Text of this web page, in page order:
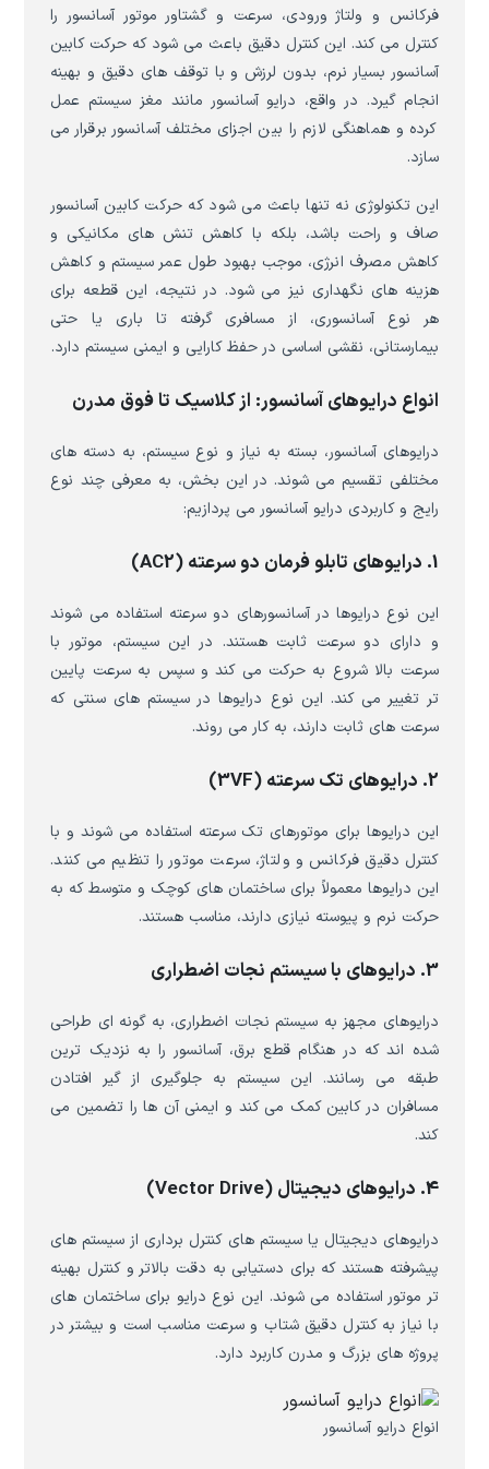
فرکانس و ولتاژ ورودی، سرعت و گشتاور موتور آسانسور را
کنترل می کند. این کنترل دقیق باعث می شود که حرکت کابین
آسانسور بسیار نرم، بدون لرزش و با توقف های دقیق و بهینه
انجام گیرد. در واقع، درایو آسانسور مانند مغز سیستم عمل
کرده و هماهنگی لازم را بین اجزای مختلف آسانسور برقرار می
سازد.
این تکنولوژی نه تنها باعث می شود که حرکت کابین آسانسور
صاف و راحت باشد، بلکه با کاهش تنش های مکانیکی و
کاهش مصرف انرژی، موجب بهبود طول عمر سیستم و کاهش
هزینه های نگهداری نیز می شود. در نتیجه، این قطعه برای
هر نوع آسانسوری، از مسافری گرفته تا باری یا حتی
بیمارستانی، نقشی اساسی در حفظ کارایی و ایمنی سیستم دارد.
انواع درایوهای آسانسور: از کلاسیک تا فوق مدرن
درایوهای آسانسور، بسته به نیاز و نوع سیستم، به دسته های
مختلفی تقسیم می شوند. در این بخش، به معرفی چند نوع
رایج و کاربردی درایو آسانسور می پردازیم:
1. درایوهای تابلو فرمان دو سرعته (AC2)
این نوع درایوها در آسانسورهای دو سرعته استفاده می شوند
و دارای دو سرعت ثابت هستند. در این سیستم، موتور با
سرعت بالا شروع به حرکت می کند و سپس به سرعت پایین
تر تغییر می کند. این نوع درایوها در سیستم های سنتی که
سرعت های ثابت دارند، به کار می روند.
2. درایوهای تک سرعته (3VF)
این درایوها برای موتورهای تک سرعته استفاده می شوند و با
کنترل دقیق فرکانس و ولتاژ، سرعت موتور را تنظیم می کنند.
این درایوها معمولاً برای ساختمان های کوچک و متوسط که به
حرکت نرم و پیوسته نیازی دارند، مناسب هستند.
3. درایوهای با سیستم نجات اضطراری
درایوهای مجهز به سیستم نجات اضطراری، به گونه ای طراحی
شده اند که در هنگام قطع برق، آسانسور را به نزدیک ترین
طبقه می رسانند. این سیستم به جلوگیری از گیر افتادن
مسافران در کابین کمک می کند و ایمنی آن ها را تضمین می
کند.
4. درایوهای دیجیتال (Vector Drive)
درایوهای دیجیتال یا سیستم های کنترل برداری از سیستم های
پیشرفته هستند که برای دستیابی به دقت بالاتر و کنترل بهینه
تر موتور استفاده می شوند. این نوع درایو برای ساختمان های
با نیاز به کنترل دقیق شتاب و سرعت مناسب است و بیشتر در
پروژه های بزرگ و مدرن کاربرد دارد.
انواع درایو آسانسور